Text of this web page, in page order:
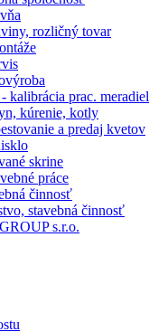
rozličný tovar
kalibrácia prac. meradiel
kúrenie, kotly
a predaj kvetov
skrine
práce
činnosť
stavebná činnosť
s.r.o.